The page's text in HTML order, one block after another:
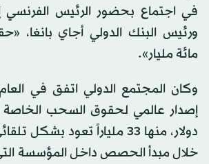
في اجتماع بحضور الرئيس الفرنسي
ورئيس البنك الدولي أجاي بانغا،
مائة مليار».
دولار، منها 33 ملياراً تعود
خلال مبدأ الحصص داخل المؤسسة